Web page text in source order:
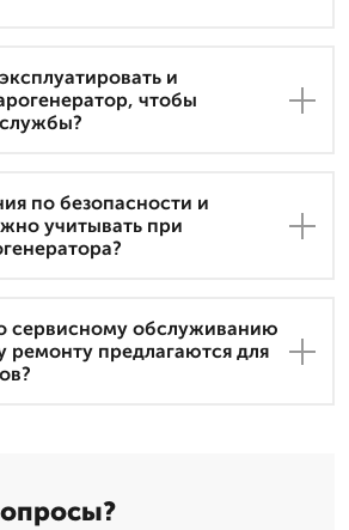
и
чтобы
по безопасности и
учитывать при
сервисному обслуживанию
ремонту предлагаются для